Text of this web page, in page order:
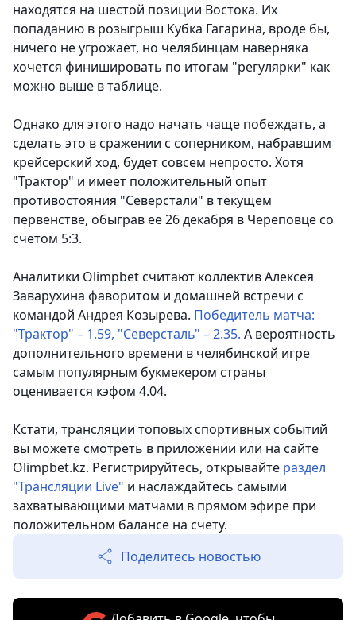
находятся на шестой позиции Востока. Их
попаданию в розыгрыш Кубка Гагарина, вроде бы,
ничего не угрожает, но челябинцам наверняка
хочется финишировать по итогам "регулярки" как
можно выше в таблице.
Однако для этого надо начать чаще побеждать, а
сделать это в сражении с соперником, набравшим
крейсерский ход, будет совсем непросто. Хотя
"Трактор" и имеет положительный опыт
противостояния "Северстали" в текущем
первенстве, обыграв ее 26 декабря в Череповце со
счетом 5:3.
Аналитики Olimpbet считают коллектив Алексея
Заварухина фаворитом и домашней встречи с
командой Андрея Козырева. Победитель матча:
"Трактор" – 1.59, "Северсталь" – 2.35. А вероятность
дополнительного времени в челябинской игре
самым популярным букмекером страны
оценивается кэфом 4.04.
Кстати, трансляции топовых спортивных событий
вы можете смотреть в приложении или на сайте
Olimpbet.kz. Регистрируйтесь, открывайте раздел
"Трансляции Live" и наслаждайтесь самыми
захватывающими матчами в прямом эфире при
положительном балансе на счету.
Поделитесь новостью